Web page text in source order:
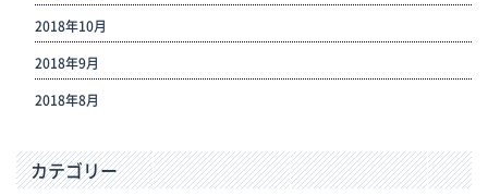
2018年10月
2018年9月
2018年8月
カテゴリー